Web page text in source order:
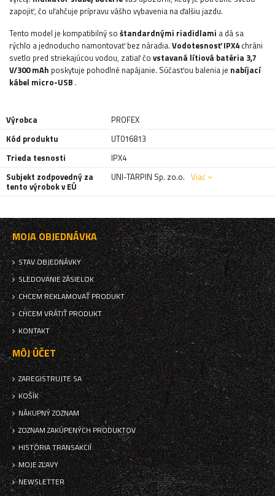
zapojiť, čo uľahčuje prípravu vášho vybavenia na ďalšiu jazdu.
Tento model je kompatibilný so štandardnými riadidlami a dá sa
rýchlo a jednoducho namontovať bez náradia. Vodotesnosť IPX4 chráni
svetlo pred striekajúcou vodou, zatiaľ čo vstavaná lítiová batéria 3,7
V/300 mAh poskytuje pohodlné napájanie. Súčasťou balenia je nabíjací
kábel micro-USB .
Výrobca
PROFEX
Kód produktu
UT016813
Trieda tesnosti
IPX4
Subjekt zodpovedný za
tento výrobok v EÚ
UNI-TARPIN Sp. zo.o. Viac
MOJA OBJEDNÁVKA
STAV OBJEDNÁVKY
SLEDOVANIE ZÁSIELOK
CHCEM REKLAMOVAŤ PRODUKT
CHCEM VRÁTIŤ PRODUKT
KONTAKT
MÔJ ÚČET
ZAREGISTRUJTE SA
KOŠÍK
NÁKUPNÝ ZOZNAM
ZOZNAM ZAKÚPENÝCH PRODUKTOV
HISTÓRIA TRANSAKCIÍ
MOJE ZĽAVY
NEWSLETTER